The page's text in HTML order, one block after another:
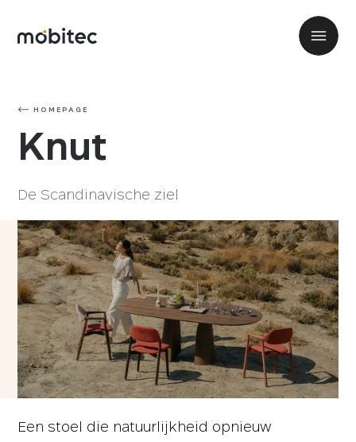
HOMEPAGE
Knut
De Scandinavische ziel
Een stoel die natuurlijkheid opnieuw